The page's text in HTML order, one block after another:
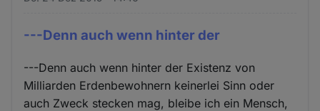
---Denn auch wenn hinter der
---Denn auch wenn hinter der Existenz von
Milliarden Erdenbewohnern keinerlei Sinn oder
auch Zweck stecken mag, bleibe ich ein Mensch,